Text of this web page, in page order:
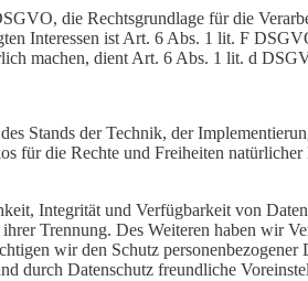
die Rechtsgrundlage für die
Interessen ist Art. 6 Abs. 1 lit. F
machen, dient Art. 6 Abs. 1 lit. d
Stands der Technik, der
für die Rechte und Freiheiten
Integrität und Verfügbarkeit von
Trennung. Des Weiteren haben wir
wir den Schutz
durch Datenschutz freundliche